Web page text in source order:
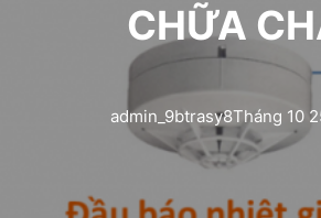
CHỮA
admin_9btrasy8Tháng 10